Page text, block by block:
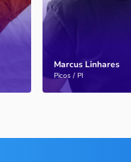
Marcus Linhares
Picos / PI
Saiba mais